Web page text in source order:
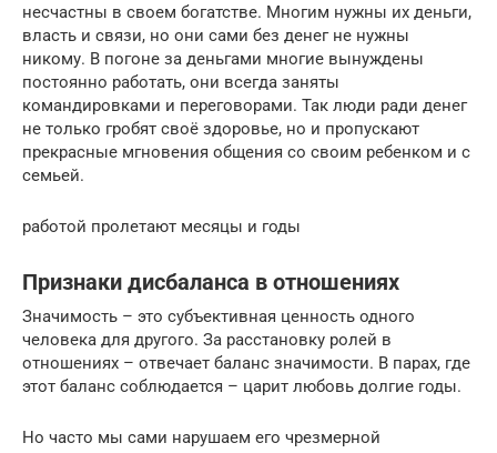
несчастны в своем богатстве. Многим нужны их деньги,
власть и связи, но они сами без денег не нужны
никому. В погоне за деньгами многие вынуждены
постоянно работать, они всегда заняты
командировками и переговорами. Так люди ради денег
не только гробят своё здоровье, но и пропускают
прекрасные мгновения общения со своим ребенком и с
семьей.
работой пролетают месяцы и годы
Признаки дисбаланса в отношениях
Значимость – это субъективная ценность одного
человека для другого. За расстановку ролей в
отношениях – отвечает баланс значимости. В парах, где
этот баланс соблюдается – царит любовь долгие годы.
Но часто мы сами нарушаем его чрезмерной